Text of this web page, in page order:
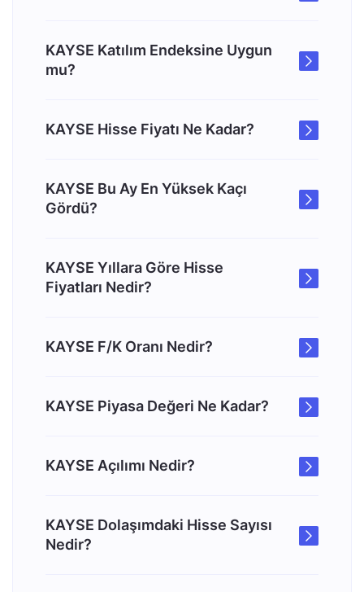
KAYSE Katılım Endeksine Uygun
mu?
KAYSE Hisse Fiyatı Ne Kadar?
KAYSE Bu Ay En Yüksek Kaçı
Gördü?
KAYSE Yıllara Göre Hisse
Fiyatları Nedir?
KAYSE F/K Oranı Nedir?
KAYSE Piyasa Değeri Ne Kadar?
KAYSE Açılımı Nedir?
KAYSE Dolaşımdaki Hisse Sayısı
Nedir?